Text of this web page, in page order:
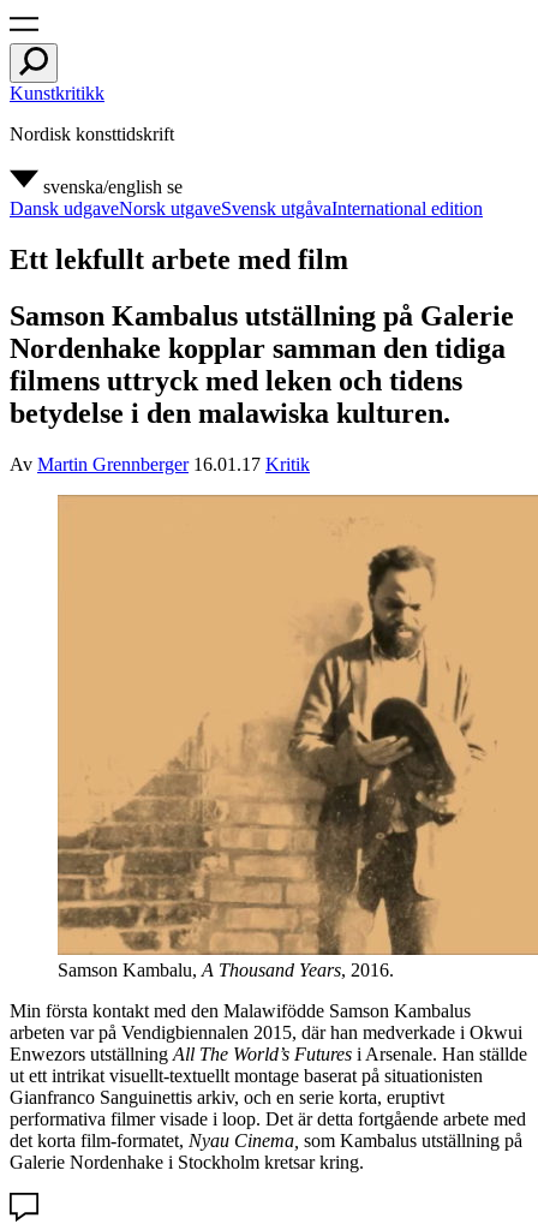
Kunstkritikk
Nordisk konsttidskrift
svenska/english se
Dansk udgaveNorsk utgaveSvensk utgåvaInternational edition
Ett lekfullt arbete med film
Samson Kambalus utställning på Galerie
Nordenhake kopplar samman den tidiga
filmens uttryck med leken och tidens
betydelse i den malawiska kulturen.
Av Martin Grennberger 16.01.17 Kritik
Samson Kambalu, A Thousand Years, 2016.
Min första kontakt med den Malawifödde Samson Kambalus
arbeten var på Vendigbiennalen 2015, där han medverkade i Okwui
Enwezors utställning All The World’s Futures i Arsenale. Han ställde
ut ett intrikat visuellt-textuellt montage baserat på situationisten
Gianfranco Sanguinettis arkiv, och en serie korta, eruptivt
performativa filmer visade i loop. Det är detta fortgående arbete med
det korta film-formatet, Nyau Cinema, som Kambalus utställning på
Galerie Nordenhake i Stockholm kretsar kring.